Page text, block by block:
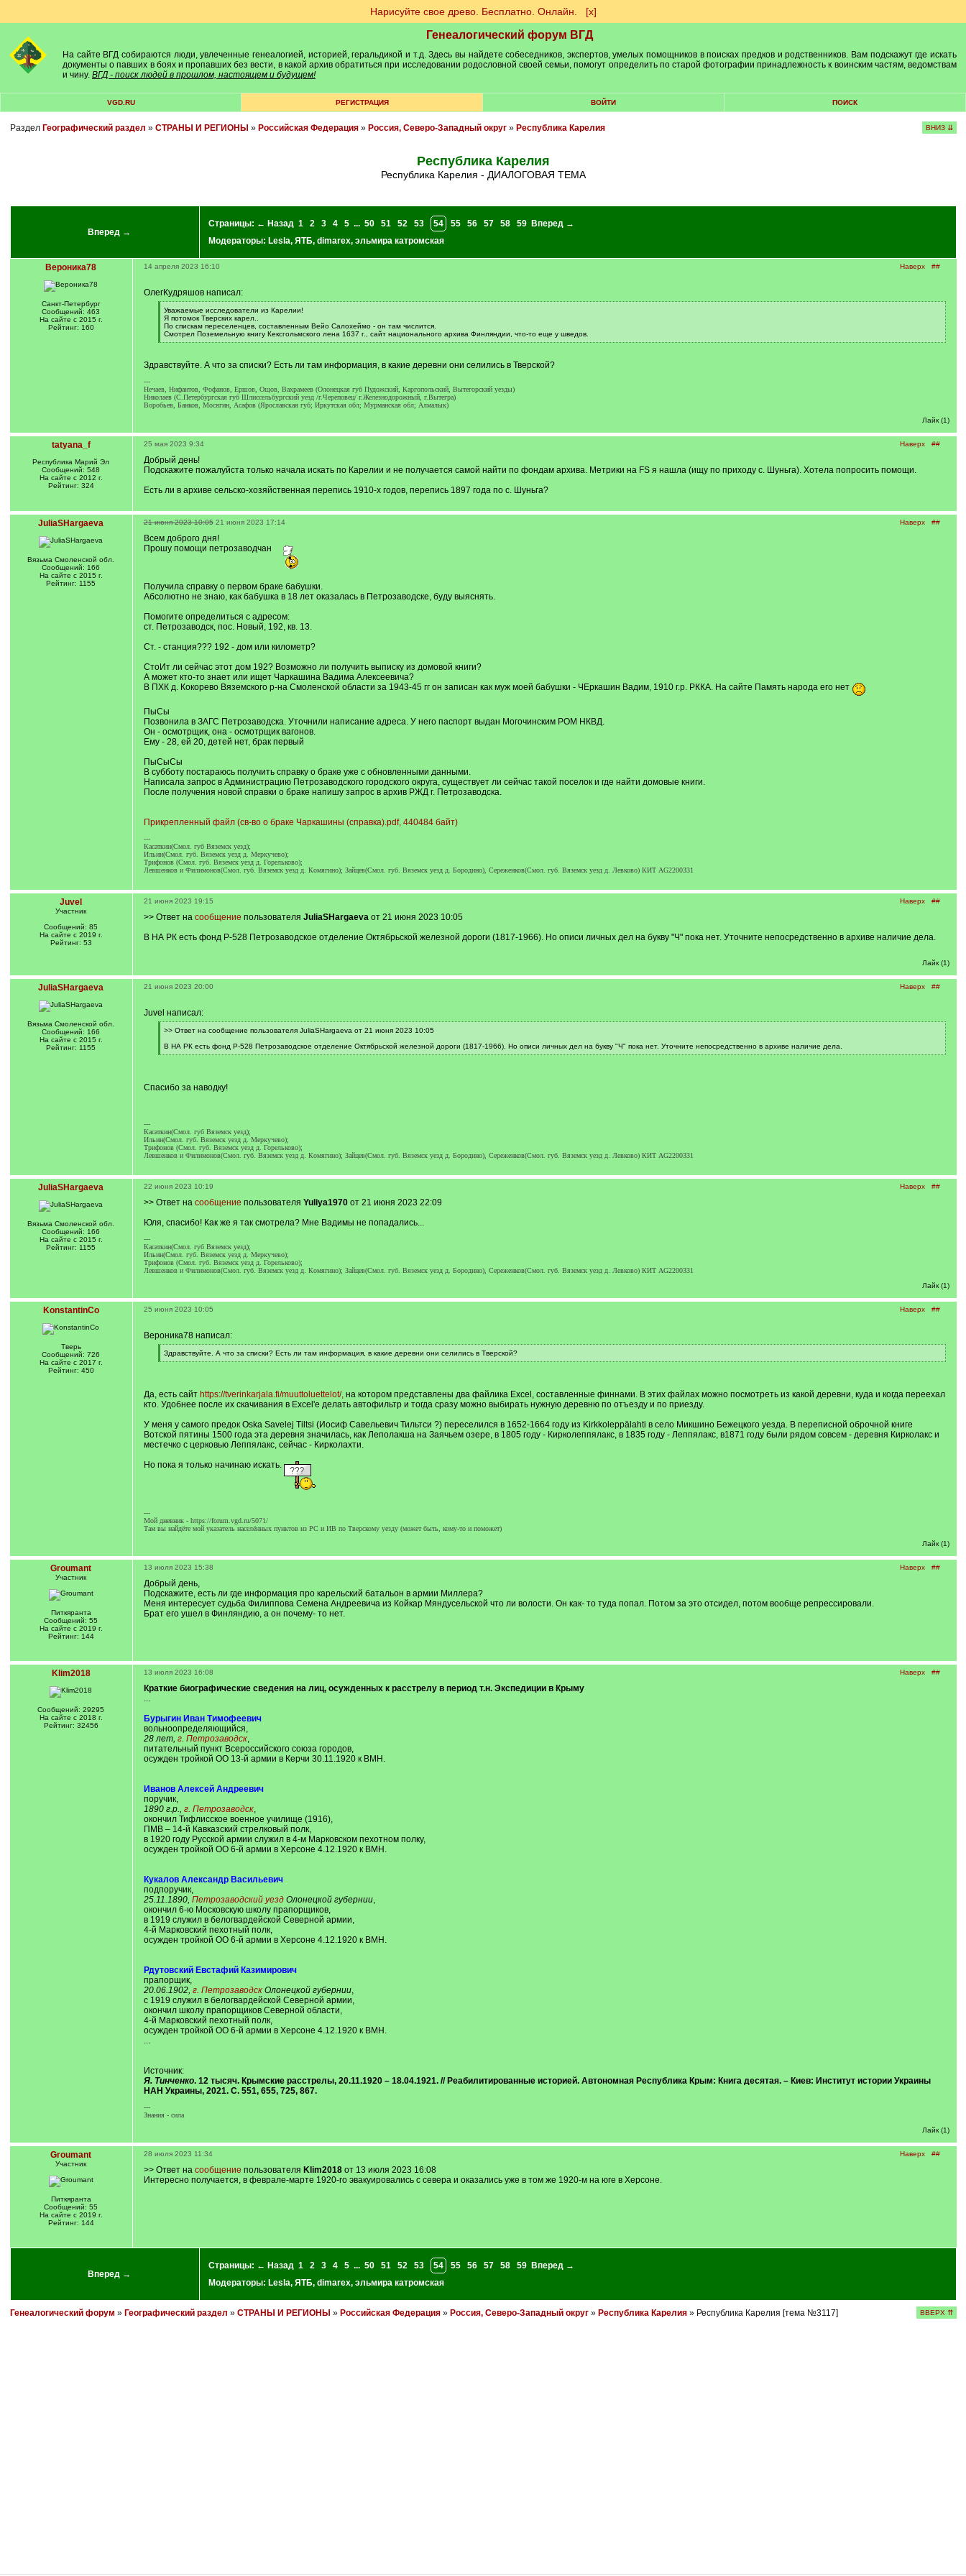
Нарисуйте свое древо. Бесплатно. Онлайн. [х]
Генеалогический форум ВГД
На сайте ВГД собираются люди, увлеченные генеалогией, историей, геральдикой и т.д. Здесь вы найдете собеседников, экспертов, умелых помощников в поисках предков и родственников. Вам подскажут где искать
документы о павших в боях и пропавших без вести, в какой архив обратиться при исследовании родословной своей семьи, помогут определить по старой фотографии принадлежность к воинским частям, ведомствам
и чину. ВГД - поиск людей в прошлом, настоящем и будущем!
VGD.RU РЕГИСТРАЦИЯ ВОЙТИ ПОИСК
Раздел Географический раздел » СТРАНЫ И РЕГИОНЫ » Российская Федерация» Россия, Северо-Западный округ» Республика Карелия ВНИЗ ⇊
Республика Карелия
Республика Карелия - ДИАЛОГОВАЯ ТЕМА
Вперед →
Страницы: ← Назад 1 2 3 4 5 ... 50 51 52 53 54 55 56 57 58 59
Вперед →
Модераторы: Lesla, ЯТБ, dimarex, эльмира катромская
Вероника78
Санкт-Петербург
Сообщений: 463
На сайте с 2015 г.
Рейтинг: 160
Наверх ##
14 апреля 2023 16:10
ОлегКудряшов написал:
[
q
]
Уважаемые исследователи из Карелии!
Я потомок Тверских карел..
По спискам переселенцев, составленным Вейо Салохеймо - он там числится.
Смотрел Поземельную книгу Кексгольмского лена 1637 г., сайт национального архива Финляндии, что-то еще у шведов.
[
]
Здравствуйте. А что за списки? Есть ли там информация, в какие деревни они селились в Тверской?
---
Нечаев, Нифантов, Фофанов, Ершов, Ощов, Вахрамеев (Олонецкая губ Пудожский, Каргопольский, Вытегорский уезды)
Николаев (С.Петербургская губ Шлиссельбургский уезд /г.Череповец/ г.Железнодорожный, г.Вытегра)
Воробьев, Банков, Мосягин, Асафов (Ярославская губ; Иркутская обл; Мурманская обл; Алмалык)
Лайк (1)
tatyana_f
Республика Марий Эл
Сообщений: 548
На сайте с 2012 г.
Рейтинг: 324
Наверх ##
25 мая 2023 9:34
Добрый день!
Подскажите пожалуйста только начала искать по Карелии и не получается самой найти по фондам архива. Метрики на FS я нашла (ищу по приходу с. Шуньга). Хотела попросить помощи.
Есть ли в архиве сельско-хозяйственная перепись 1910-х годов, перепись 1897 года по с. Шуньга?
JuliaSHargaeva
Вязьма Смоленской обл.
Сообщений: 166
На сайте с 2015 г.
Рейтинг: 1155
Наверх ##
21 июня 2023 10:05 21 июня 2023 17:14
Всем доброго дня!
Прошу помощи петрозаводчан
Получила справку о первом браке бабушки.
Абсолютно не знаю, как бабушка в 18 лет оказалась в Петрозаводске, буду выяснять.
Помогите определиться с адресом:
ст. Петрозаводск, пос. Новый, 192, кв. 13.
Ст. - станция??? 192 - дом или километр?
СтоИт ли сейчас этот дом 192? Возможно ли получить выписку из домовой книги?
А может кто-то знает или ищет Чаркашина Вадима Алексеевича?
В ПХК д. Кокорево Вяземского р-на Смоленской области за 1943-45 гг он записан как муж моей бабушки - ЧЕркашин Вадим, 1910 г.р. РККА. На сайте Память народа его нет
ПыСы
Позвонила в ЗАГС Петрозаводска. Уточнили написание адреса. У него паспорт выдан Могочинским РОМ НКВД.
Он - осмотрщик, она - осмотрщик вагонов.
Ему - 28, ей 20, детей нет, брак первый
ПыСыСы
В субботу постараюсь получить справку о браке уже с обновленными данными.
Написала запрос в Администрацию Петрозаводского городского округа, существует ли сейчас такой поселок и где найти домовые книги.
После получения новой справки о браке напишу запрос в архив РЖД г. Петрозаводска.
Прикрепленный файл (св-во о браке Чаркашины (справка).pdf, 440484 байт)
---
Касаткин(Смол. губ Вяземск уезд);
Ильин(Смол. губ. Вяземск уезд д. Меркучево);
Трифонов (Смол. губ. Вяземск уезд д. Горельково);
Левшенков и Филимонов(Смол. губ. Вяземск уезд д. Комягино); Зайцев(Смол. губ. Вяземск уезд д. Бородино), Сереженков(Смол. губ. Вяземск уезд д. Левково) КИТ AG2200331
Juvel
Участник
Сообщений: 85
На сайте с 2019 г.
Рейтинг: 53
Наверх ##
21 июня 2023 19:15
>> Ответ на сообщение пользователя JuliaSHargaevaот 21 июня 2023 10:05
В НА РК есть фонд Р-528 Петрозаводское отделение Октябрьской железной дороги (1817-1966). Но описи личных дел на букву "Ч" пока нет. Уточните непосредственно в архиве наличие дела.
Лайк (1)
JuliaSHargaeva
Вязьма Смоленской обл.
Сообщений: 166
На сайте с 2015 г.
Рейтинг: 1155
Наверх ##
21 июня 2023 20:00
Juvel написал:
[
]
>> Ответ на сообщение пользователя JuliaSHargaeva от 21 июня 2023 10:05
В НА РК есть фонд Р-528 Петрозаводское отделение Октябрьской железной дороги (1817-1966). Но описи личных дел на букву "Ч" пока нет. Уточните непосредственно в архиве наличие дела.
[
Спасибо за наводку!
---
Касаткин(Смол. губ Вяземск уезд);
Ильин(Смол. губ. Вяземск уезд д. Меркучево);
Трифонов (Смол. губ. Вяземск уезд д. Горельково);
Левшенков и Филимонов(Смол. губ. Вяземск уезд д. Комягино); Зайцев(Смол. губ. Вяземск уезд д. Бородино), Сереженков(Смол. губ. Вяземск уезд д. Левково) КИТ AG2200331
JuliaSHargaeva
Вязьма Смоленской обл.
Сообщений: 166
На сайте с 2015 г.
Рейтинг: 1155
Наверх ##
22 июня 2023 10:19
>> Ответ на сообщение пользователя Yuliya1970от 21 июня 2023 22:09
Юля, спасибо! Как же я так смотрела? Мне Вадимы не попадались...
---
Касаткин(Смол. губ Вяземск уезд);
Ильин(Смол. губ. Вяземск уезд д. Меркучево);
Трифонов (Смол. губ. Вяземск уезд д. Горельково);
Левшенков и Филимонов(Смол. губ. Вяземск уезд д. Комягино); Зайцев(Смол. губ. Вяземск уезд д. Бородино), Сереженков(Смол. губ. Вяземск уезд д. Левково) КИТ AG2200331
Лайк (1)
KonstantinCo
Тверь
Сообщений: 726
На сайте с 2017 г.
Рейтинг: 450
Наверх ##
25 июня 2023 10:05
Вероника78 написал:
[
q
Здравствуйте. А что за списки? Есть ли там информация, в какие деревни они селились в Тверской?
[
Да, есть сайт https://tverinkarjala.fi/muuttoluettelot/,на котором представлены два файлика Excel, составленные финнами. В этих файлах можно посмотреть из какой деревни, куда и когда переехал
кто. Удобнее после их скачивания в Excel'е делать автофильтр и тогда сразу можно выбирать нужную деревню по отъезду и по приезду.
У меня у самого предок Oska Savelej Tiltsi (Иосиф Савельевич Тильтси ?) переселился в 1652-1664 году из Kirkkoleppälahti в село Микшино Бежецкого уезда. В переписной оброчной книге
Вотской пятины 1500 года эта деревня значилась, как Леполакша на Заячьем озере, в 1805 году - Кирколеппялакс, в 1835 году - Леппялакс, в1871 году были рядом совсем - деревня Кирколакс и
местечко с церковью Леппялакс, сейчас - Кирколахти.
Но пока я только начинаю искать.
---
Мой дневник - https://forum.vgd.ru/5071/
Там вы найдёте мой указатель населённых пунктов из РС и ИВ по Тверскому уезду (может быть, кому-то и поможет)
Лайк (1)
Groumant
Участник
Питкяранта
Сообщений: 55
На сайте с 2019 г.
Рейтинг: 144
Наверх ##
13 июля 2023 15:38
Добрый день,
Подскажите, есть ли где информация про карельский батальон в армии Миллера?
Меня интересует судьба Филиппова Семена Андреевича из Койкар Мяндусельской что ли волости. Он как- то туда попал. Потом за это отсидел, потом вообще репрессировали.
Брат его ушел в Финляндию, а он почему- то нет.
Klim2018
Сообщений: 29295
На сайте с 2018 г.
Рейтинг: 32456
Наверх ##
13 июля 2023 16:08
Краткие биографические сведения на лиц, осужденных к расстрелу в период т.н. Экспедиции в Крыму
...
Бурыгин Иван Тимофеевич
вольноопределяющийся,
28 лет, г. Петрозаводск,
питательный пункт Всероссийского союза городов,
осужден тройкой ОО 13-й армии в Керчи 30.11.1920 к ВМН.
Иванов Алексей Андреевич
поручик,
1890 г.р., г. Петрозаводск,
окончил Тифлисское военное училище (1916),
ПМВ – 14-й Кавказский стрелковый полк,
в 1920 году Русской армии служил в 4-м Марковском пехотном полку,
осужден тройкой ОО 6-й армии в Херсоне 4.12.1920 к ВМН.
Кукалов Александр Васильевич
подпоручик,
25.11.1890, Петрозаводский уездОлонецкой губернии,
окончил 6-ю Московскую школу прапорщиков,
в 1919 служил в белогвардейской Северной армии,
4-й Марковский пехотный полк,
осужден тройкой ОО 6-й армии в Херсоне 4.12.1920 к ВМН.
Рдутовский Евстафий Казимирович
прапорщик,
20.06.1902, г. ПетрозаводскОлонецкой губернии,
с 1919 служил в белогвардейской Северной армии,
окончил школу прапорщиков Северной области,
4-й Марковский пехотный полк,
осужден тройкой ОО 6-й армии в Херсоне 4.12.1920 к ВМН.
...
Источник:
Я. Тинченко. 12 тысяч. Крымские расстрелы, 20.11.1920 – 18.04.1921. // Реабилитированные историей. Автономная Республика Крым: Книга десятая. – Киев: Институт истории Украины
НАН Украины, 2021. С. 551, 655, 725, 867.
---
Знания - сила
Лайк (1)
Groumant
Участник
Питкяранта
Сообщений: 55
На сайте с 2019 г.
Рейтинг: 144
Наверх ##
28 июля 2023 11:34
>> Ответ на сообщение пользователя Klim2018от 13 июля 2023 16:08
Интересно получается, в феврале-марте 1920-го эвакуировались с севера и оказались уже в том же 1920-м на юге в Херсоне.
Вперед →
Страницы: ← Назад 1 2 3 4 5 ... 50 51 52 53 54 55 56 57 58 59
Вперед →
Модераторы: Lesla, ЯТБ, dimarex, эльмира катромская
Генеалогический форум » Географический раздел » СТРАНЫ И РЕГИОНЫ » Российская Федерация» Россия, Северо-Западный округ» Республика Карелия» Республика Карелия [тема №3117] ВВЕРХ ⇈